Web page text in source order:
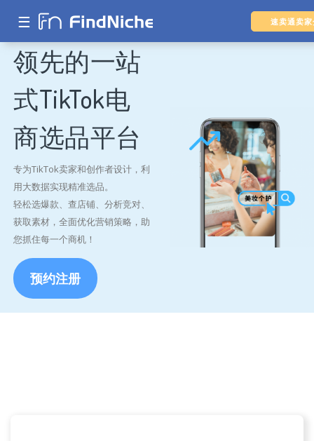
☰ 速卖通卖
领先的一站
式TikTok电
商选品平台
专为TikTok卖家和创作者设计，利
用大数据实现精准选品。
轻松选爆款、查店铺、分析竞对、
获取素材，全面优化营销策略，助
您抓住每一个商机！
预约注册